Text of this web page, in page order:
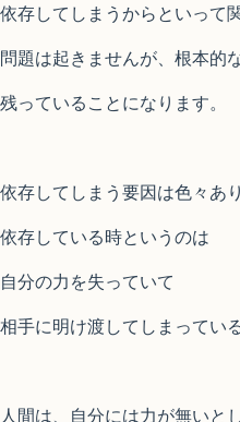
依存してしまうからといって
問題は起きませんが、根本的
残っていることになります。
依存してしまう要因は色々あ
依存している時というのは
自分の力を失っていて
相手に明け渡してしまってい
人間は、自分には力が無いと